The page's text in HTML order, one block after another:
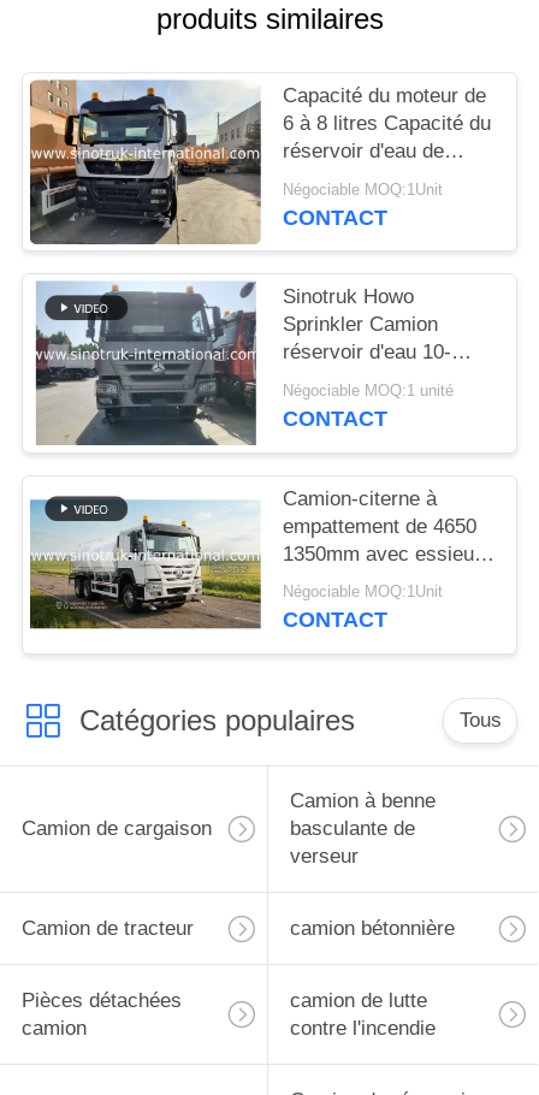
PLAN
DU
SITE
POLITIQUE
DE
CONFIDENTIALITÉ
produits similaires
Capacité du moteur de
6 à 8 litres Capacité du
réservoir d'eau de
20000 litres Solution
pour les projets de
Négociable MOQ:1Unit
CONTACT
Sinotruk Howo
Sprinkler Camion
réservoir d'eau 10-
25CBM 6 X 4 Euro 2
371HP Blanc
Négociable MOQ:1 unité
CONTACT
Camion-citerne à
empattement de 4650
1350mm avec essieu
avant VGD95 :
performances et
Négociable MOQ:1Unit
CONTACT
Catégories populaires Tous
Camion de cargaison
Camion à benne
basculante de
verseur
Camion de tracteur camion bétonnière
Pièces détachées
camion
camion de lutte
contre l'incendie